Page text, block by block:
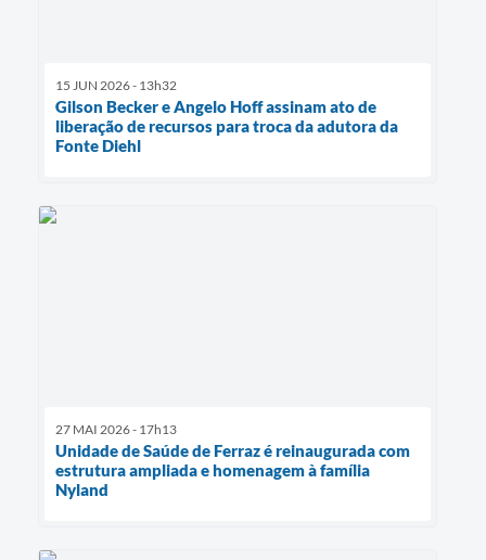
15 JUN 2026 - 13h32
Gilson Becker e Angelo Hoff assinam ato de
liberação de recursos para troca da adutora da
Fonte Diehl
27 MAI 2026 - 17h13
Unidade de Saúde de Ferraz é reinaugurada com
estrutura ampliada e homenagem à família
Nyland